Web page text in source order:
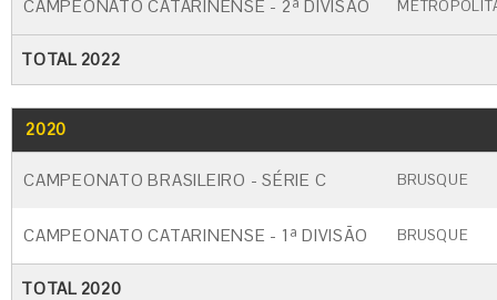
CAMPEONATO CATARINENSE - 2ª DIVISÃO
TOTAL 2022
2020
CAMPEONATO BRASILEIRO - SÉRIE C BRUSQUE
CAMPEONATO CATARINENSE - 1ª DIVISÃO BRUSQUE
TOTAL 2020